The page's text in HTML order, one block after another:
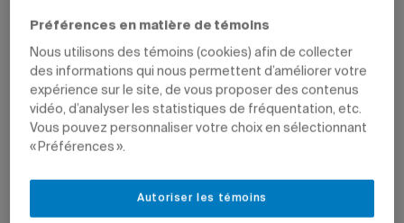
Préférences en matière de témoins
Nous utilisons des témoins (cookies) afin de collecter
des informations qui nous permettent d’améliorer votre
expérience sur le site, de vous proposer des contenus
vidéo, d’analyser les statistiques de fréquentation, etc.
Vous pouvez personnaliser votre choix en sélectionnant
« Préférences ».
Autoriser les témoins